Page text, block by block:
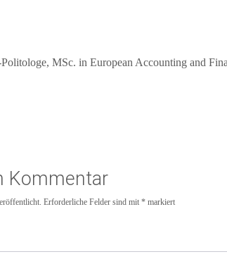
MSc. in European Accounting and
Kommentar
Erforderliche Felder sind mit * markiert